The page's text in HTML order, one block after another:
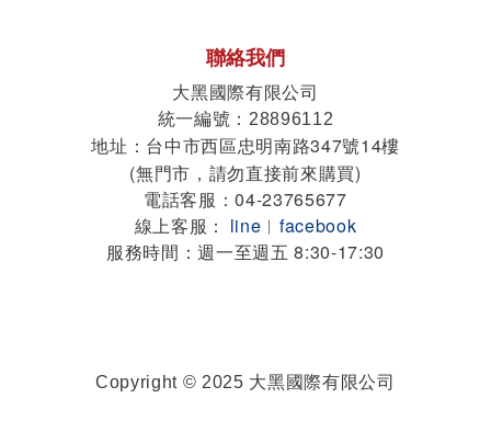
聯絡我們
大黑國際有限公司
統一編號 ：28896112
地址 ： 台中市西區忠明南路347號14樓
(無門市，請勿直接前來購買)
電話客服：04-23765677
線上客服： line ︱ facebook
服務時間：週一至週五 8:30-17:30
Copyright © 2025 大黑國際有限公司